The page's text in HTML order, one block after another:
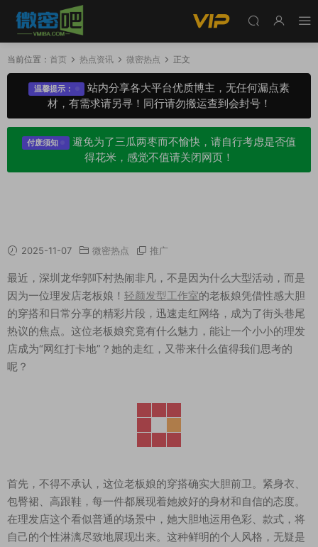
当前位置： 首页 热点资讯 微密热点 正文
温馨提示：
站内分享各大平台优质博主，无任何漏点素
材，有需求请另寻！同行请勿搬运查到会封号！
付废须知
避免为了三瓜两枣而不愉快，请自行考虑是否值
得花米，感觉不值请关闭网页！
2025-11-07 微密热点 推广
最近，深圳龙华郭吓村热闹非凡，不是因为什么大型活动，而是
因为一位理发店老板娘！ 轻颜发型工作室的老板娘凭借性感大胆
的穿搭和日常分享的精彩片段，迅速走红网络，成为了街头巷尾
热议的焦点。这位老板娘究竟有什么魅力，能让一个小小的理发
店成为“网红打卡地”？她的走红，又带来什么值得我们思考的
呢？
首先，不得不承认，这位老板娘的穿搭确实大胆前卫。紧身衣、
包臀裙、高跟鞋，每一件都展现着她姣好的身材和自信的态度。
在理发店这个看似普通的场景中，她大胆地运用色彩、款式，将
自己的个性淋漓尽致地展现出来。这种鲜明的个人风格，无疑是